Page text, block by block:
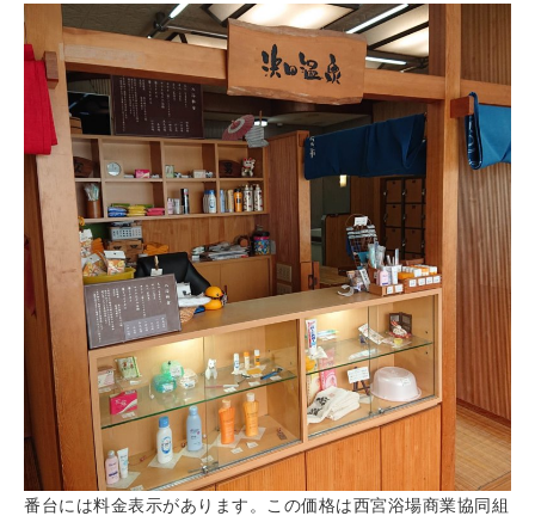
番台には料金表示があります。この価格は西宮浴場商業協同組